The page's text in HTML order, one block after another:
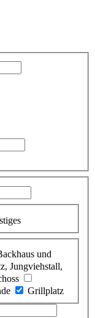
und
Jungviehstall,
Grillplatz